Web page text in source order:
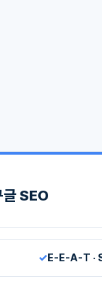
글 SEO
✓E-E-A-T ·